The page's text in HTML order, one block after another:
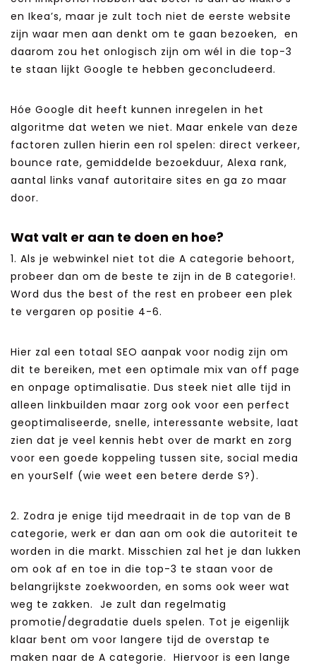
en Ikea’s, maar je zult toch niet de eerste website
zijn waar men aan denkt om te gaan bezoeken, en
daarom zou het onlogisch zijn om wél in die top-3
te staan lijkt Google te hebben geconcludeerd.
Hóe Google dit heeft kunnen inregelen in het
algoritme dat weten we niet. Maar enkele van deze
factoren zullen hierin een rol spelen: direct verkeer,
bounce rate, gemiddelde bezoekduur, Alexa rank,
aantal links vanaf autoritaire sites en ga zo maar
door.
Wat valt er aan te doen en hoe?
1. Als je webwinkel niet tot die A categorie behoort,
probeer dan om de beste te zijn in de B categorie!.
Word dus the best of the rest en probeer een plek
te vergaren op positie 4-6.
Hier zal een totaal SEO aanpak voor nodig zijn om
dit te bereiken, met een optimale mix van off page
en onpage optimalisatie. Dus steek niet alle tijd in
alleen linkbuilden maar zorg ook voor een perfect
geoptimaliseerde, snelle, interessante website, laat
zien dat je veel kennis hebt over de markt en zorg
voor een goede koppeling tussen site, social media
en yourSelf (wie weet een betere derde S?).
2. Zodra je enige tijd meedraait in de top van de B
categorie, werk er dan aan om ook die autoriteit te
worden in die markt. Misschien zal het je dan lukken
om ook af en toe in die top-3 te staan voor de
belangrijkste zoekwoorden, en soms ook weer wat
weg te zakken. Je zult dan regelmatig
promotie/degradatie duels spelen. Tot je eigenlijk
klaar bent om voor langere tijd de overstap te
maken naar de A categorie. Hiervoor is een lange